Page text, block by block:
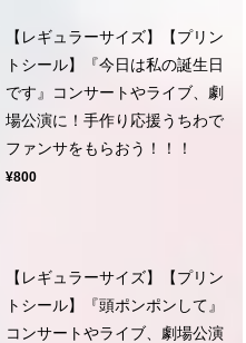
【レギュラーサイズ】【プリン
トシール】『今日は私の誕生日
です』コンサートやライブ、劇
場公演に！手作り応援うちわで
ファンサをもらおう！！！
¥800
【レギュラーサイズ】【プリン
トシール】『頭ポンポンして』
コンサートやライブ、劇場公演